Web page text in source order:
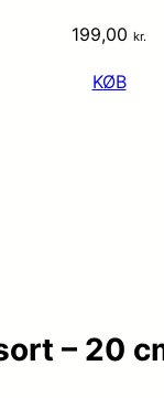
199,00 kr.
KØB
– 20